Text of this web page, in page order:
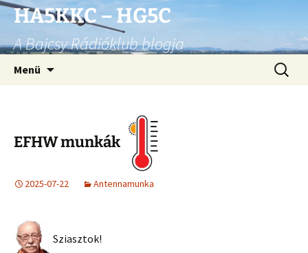
Ugrás
tartalomhoz
HA5KKC – HG5C
A Bajcsy Rádióklub blogja
Menü
EFHW munkák
2025-07-22 Antennamunka
Sziasztok!